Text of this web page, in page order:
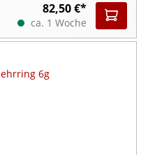
82,50 €*
ca. 1 Woche
6g